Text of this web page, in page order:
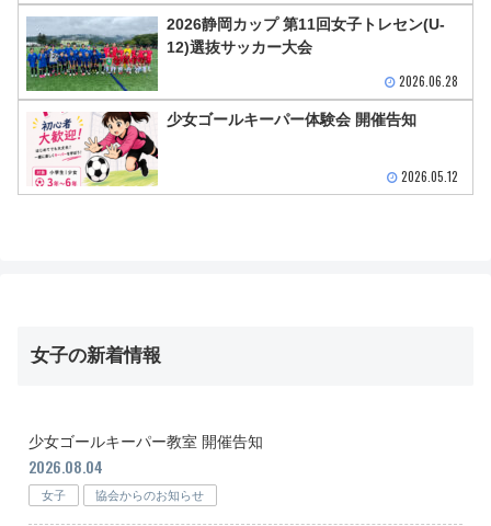
2026静岡カップ 第11回女子トレセン(U-
12)選抜サッカー大会
2026.06.28
少女ゴールキーパー体験会 開催告知
2026.05.12
女子の新着情報
少女ゴールキーパー教室 開催告知
2026.08.04
女子 協会からのお知らせ